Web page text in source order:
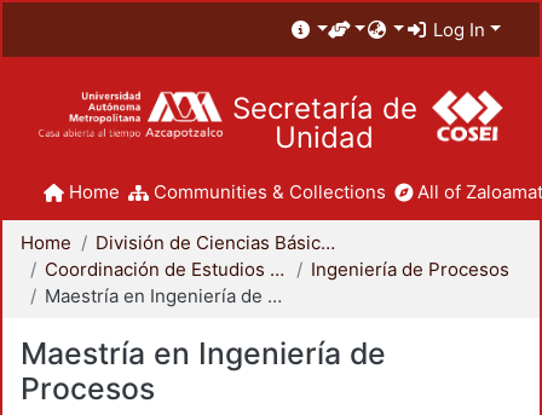
Log In
Secretaría de
Unidad
Home Communities & Collections All of
Home
División de Ciencias Básicas e Ingeniería
Coordinación de Estudios de Posgrado - CBI
Ingeniería de Procesos
Maestría en Ingeniería de Procesos
Maestría en Ingeniería de
Procesos